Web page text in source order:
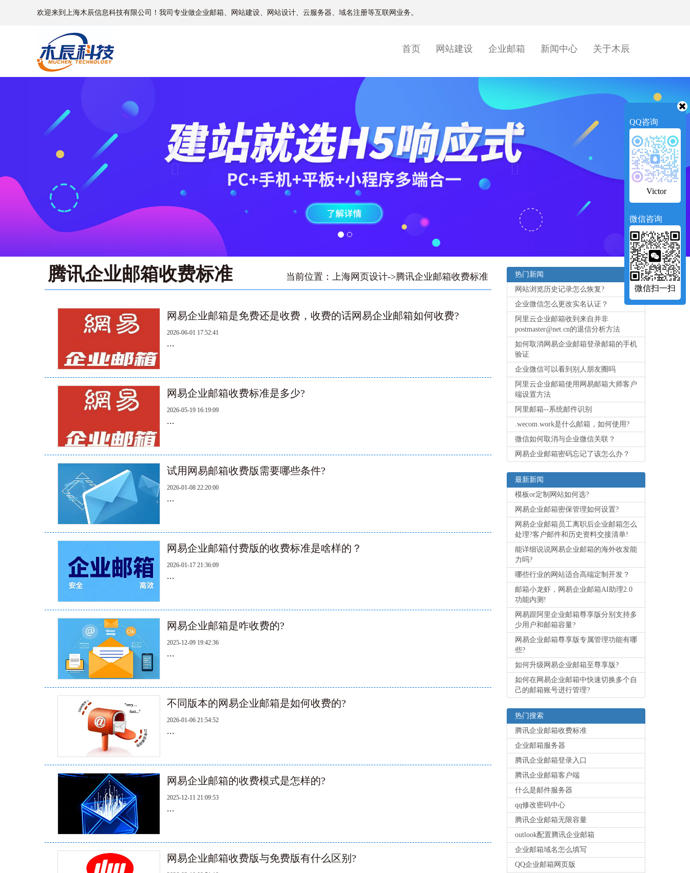
欢迎来到上海木辰信息科技有限公司！我司专业做企业邮箱、网站建设、网站设计、云服务器、域名注册等互联网业务。
首页(current)网站建设 企业邮箱 新闻中心 关于木辰
腾讯企业邮箱收费标准 当前位置： 上海网页设计->腾讯企业邮箱收费标准
网易企业邮箱是免费还是收费，收费的话网易企业邮箱如何收费?‌
2026-06-01 17:52:41
...
网易企业邮箱收费标准是多少?‌
2026-05-19 16:19:09
...
试用网易邮箱收费版需要哪些条件?
2026-01-08 22:20:00
...
网易企业邮箱付费版的收费标准是啥样的？
2026-01-17 21:36:09
...
网易企业邮箱是咋收费的?
2025-12-09 19:42:36
...
不同版本的网易企业邮箱是如何收费的?
2026-01-06 21:54:52
...
网易企业邮箱的收费模式是怎样的?
2025-12-11 21:09:53
...
网易企业邮箱收费版与免费版有什么区别?
热门新闻
网站浏览历史记录怎么恢复?
企业微信怎么更改实名认证？
阿里云企业邮箱收到来自并非
postmaster@net.cn的退信分析方法
如何取消网易企业邮箱登录邮箱的手机
验证
企业微信可以看到别人朋友圈吗
阿里云企业邮箱使用网易邮箱大师客户
端设置方法
阿里邮箱--系统邮件识别
.wecom.work是什么邮箱，如何使用?
微信如何取消与企业微信关联？
网易企业邮箱密码忘记了该怎么办？
最新新闻
模板or定制网站如何选?
网易企业邮箱密保管理如何设置?
网易企业邮箱员工离职后企业邮箱怎么
处理?客户邮件和历史资料交接清单!
能详细说说网易企业邮箱的海外收发能
力吗?
哪些行业的网站适合高端定制开发？
邮箱小龙虾，网易企业邮箱AI助理2.0
功能内测!
网易跟阿里企业邮箱尊享版分别支持多
少用户和邮箱容量?
网易企业邮箱尊享版专属管理功能有哪
些?
如何升级网易企业邮箱至尊享版?
如何在网易企业邮箱中快速切换多个自
己的邮箱账号进行管理?
热门搜索
腾讯企业邮箱收费标准
企业邮箱服务器
腾讯企业邮箱登录入口
腾讯企业邮箱客户端
什么是邮件服务器
qq修改密码中心
腾讯企业邮箱无限容量
outlook配置腾讯企业邮箱
企业邮箱域名怎么填写
QQ企业邮箱网页版
QQ咨询
Victor
微信咨询
微信扫一扫